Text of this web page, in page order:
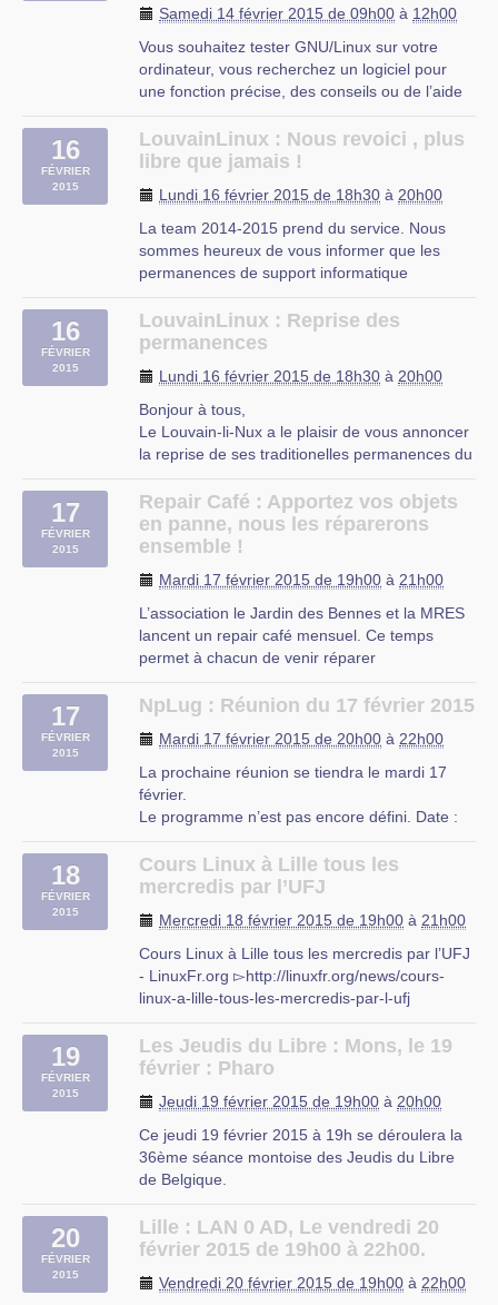
UFJ
Lille
Samedi 14 février 2015 de 09h00 à 12h00
Vous souhaitez tester GNU/Linux sur votre
ordinateur, vous recherchez un logiciel pour
une fonction précise, des conseils ou de l’aide
Libre à Vous est une permanence destinée à
vous faciliter l’utilisation de l’informatique. Vous
16
FÉVRIER
2015
LouvainLinux : Nous revoici , plus
libre que jamais !
Lundi 16 février 2015 de 18h30 à 20h00
La team 2014-2015 prend du service. Nous
sommes heureux de vous informer que les
permanences de support informatique
septembre 2014).
Pour rappel, nos permanences se donnent tous
Si vous avez eu un soucis que vous n’avez (…)
16
FÉVRIER
2015
LouvainLinux : Reprise des
permanences
Lundi 16 février 2015 de 18h30 à 20h00
Bonjour à tous,
Le Louvain-li-Nux a le plaisir de vous annoncer
la reprise de ses traditionelles permanences du
Nous vous accueillons donc à nouveau les
lundis soirs entre 18h30 et 22h00 à notre kot
(rue constantin meunier 12) pour vous
source (…)
17
FÉVRIER
2015
Repair Café : Apportez vos objets
en panne, nous les réparerons
ensemble !
Mardi 17 février 2015 de 19h00 à 21h00
L’association le Jardin des Bennes et la MRES
lancent un repair café mensuel. Ce temps
permet à chacun de venir réparer
Prochain RDV le mardi 16 décembre de 18h à
Que faire d’une chaise au pied branlant ? D’un
grille-pain qui ne marche plus ? D’un (…)
MRES
17
FÉVRIER
2015
NpLug : Réunion du 17 février 2015
Mardi 17 février 2015 de 20h00 à 22h00
La prochaine réunion se tiendra le mardi 17
février.
Le programme n’est pas encore défini. Date :
EPN Gens Clic Place Albert Ier, 1 1400
Nivelles (…)
18
FÉVRIER
2015
Cours Linux à Lille tous les
mercredis par l’UFJ
Mercredi 18 février 2015 de 19h00 à 21h00
Cours Linux à Lille tous les mercredis par l’UFJ
- LinuxFr.org ▻http://linuxfr.org/news/cours-
linux-a-lille-tous-les-mercredis-par-l-ufj
organise comme tous les ans à partir d’octobre
des cours d’initiation aux logiciels libres niveau
rue du mal-assis
Lille
19
FÉVRIER
2015
Les Jeudis du Libre : Mons, le 19
février : Pharo
Jeudi 19 février 2015 de 19h00 à 20h00
Ce jeudi 19 février 2015 à 19h se déroulera la
36ème séance montoise des Jeudis du Libre
de Belgique.
programmation orienté objet)
Thématique : Live programming, langage de
Public : Développeurs|
20
FÉVRIER
2015
Lille : LAN 0 AD, Le vendredi 20
février 2015 de 19h00 à 22h00.
Vendredi 20 février 2015 de 19h00 à 22h00